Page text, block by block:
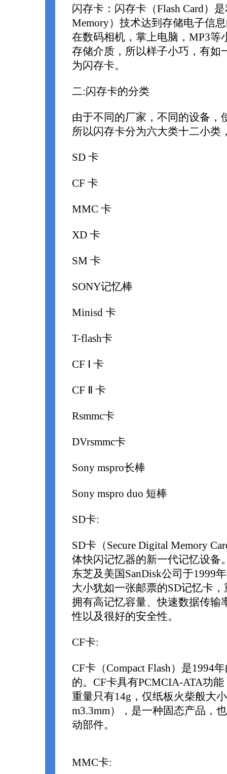
闪存卡：闪存卡（Flash Card）
Memory）技术达到存储电子信
在数码相机，掌上电脑，MP3等
存储介质，所以样子小巧，有如
为闪存卡。
二:闪存卡的分类
由于不同的厂家，不同的设备，
所以闪存卡分为六大类十二小类
SD 卡
CF 卡
MMC 卡
XD 卡
SM 卡
SONY记忆棒
Minisd 卡
T-flash卡
CF Ⅰ 卡
CF Ⅱ 卡
Rsmmc卡
DVrsmmc卡
Sony mspro长棒
Sony mspro duo 短棒
SD卡:
SD卡（Secure Digital Memory
体快闪记忆器的新一代记忆设备
东芝及美国SanDisk公司于1999
大小犹如一张邮票的SD记忆卡
拥有高记忆容量、快速数据传输
性以及很好的安全性。
CF卡:
CF卡（Compact Flash）是1994
的。CF卡具有PCMCIA-ATA功
重量只有14g，仅纸板火柴般大
m3.3mm），是一种固态产品，
动部件。
MMC卡: